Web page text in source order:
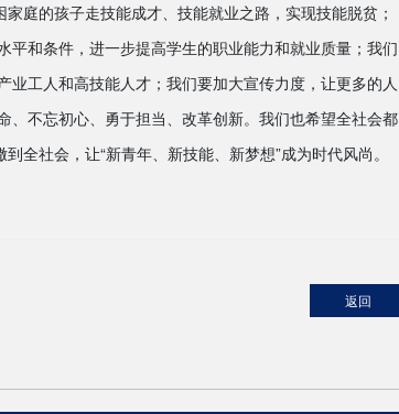
庭的孩子走技能成才、技能就业之路，实现技能脱贫；
和条件，进一步提高学生的职业能力和就业质量；我们
工人和高技能人才；我们要加大宣传力度，让更多的人
不忘初心、勇于担当、改革创新。我们也希望全社会都
全社会，让“新青年、新技能、新梦想”成为时代风尚。
返回